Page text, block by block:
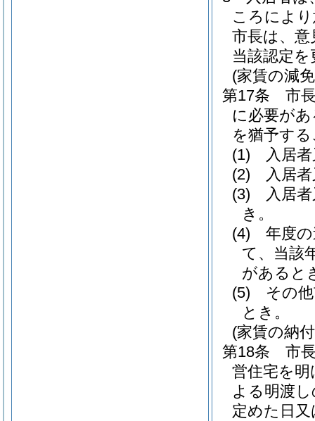
ころによ
市長は、
当該認定
(家賃の減
第17条
市
に必要が
を猶予す
(1)
入居
(2)
入居
(3)
入居
き。
(4)
年度
て、当該
があると
(5)
その
とき。
(家賃の納
第18条
市
営住宅を
よる明渡
定めた日